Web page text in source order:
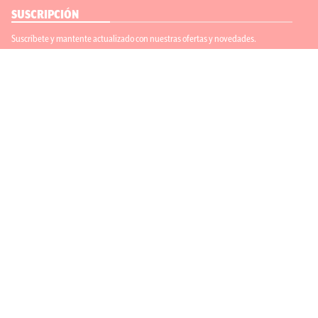
SUSCRIPCIÓN
Suscríbete y mantente actualizado con nuestras ofertas y novedades.